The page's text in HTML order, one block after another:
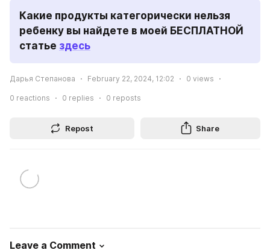
Какие продукты категорически нельзя
ребенку вы найдете в моей БЕСПЛАТНОЙ
статье здесь
Дарья Степанова February 22, 2024, 12:02 0 views
0 reactions 0 replies 0 reposts
Repost Share
Leave a Comment